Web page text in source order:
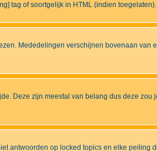
tag of soortgelijk in HTML (indien toegelaten).
Mededelingen verschijnen bovenaan
Deze zijn meestal van belang dus deze
antwoorden op locked topics en elke